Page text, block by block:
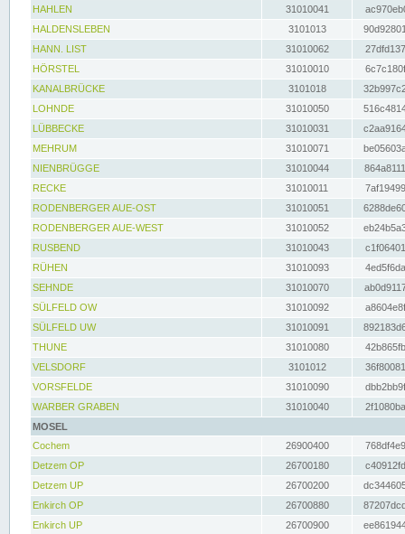
HAHLEN
31010041
HALDENSLEBEN
3101013
HANN. LIST
31010062
HÖRSTEL
31010010
KANALBRÜCKE
3101018
LOHNDE
31010050
LÜBBECKE
31010031
MEHRUM
31010071
NIENBRÜGGE
31010044
RECKE
31010011
RODENBERGER AUE-OST
31010051
RODENBERGER AUE-WEST
31010052
RUSBEND
31010043
RÜHEN
31010093
SEHNDE
31010070
SÜLFELD OW
31010092
SÜLFELD UW
31010091
THUNE
31010080
VELSDORF
3101012
VORSFELDE
31010090
WARBER GRABEN
31010040
MOSEL
Cochem
26900400
Detzem OP
26700180
Detzem UP
26700200
Enkirch OP
26700880
Enkirch UP
26700900